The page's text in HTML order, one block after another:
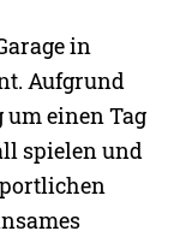
in
Aufgrund
einen Tag
spielen und